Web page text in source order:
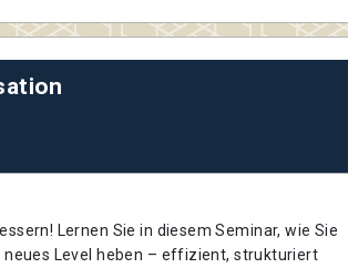
Lernen Sie in diesem Seminar, wie Sie
Level heben – effizient, strukturiert